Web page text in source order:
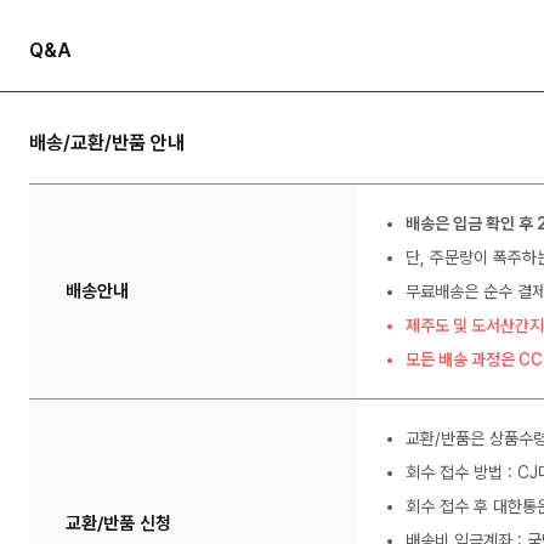
Q&A
배송/교환/반품 안내
배송안내
배송은 입금 확인 후
단, 주문량이 폭주하
무료배송은 순수 결
제주도 및 도서산간
모든 배송 과정은
교환/반품 신청
교환/반품은 상품수
회수 접수 방법 :
회수 접수 후 대한통